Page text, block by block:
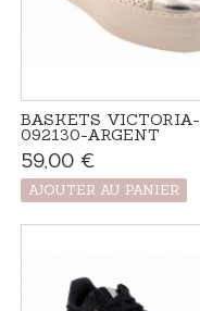
BASKETS VICTORIA-
092130-ARGENT
59,00 €
options
AJOUTER AU PANIER